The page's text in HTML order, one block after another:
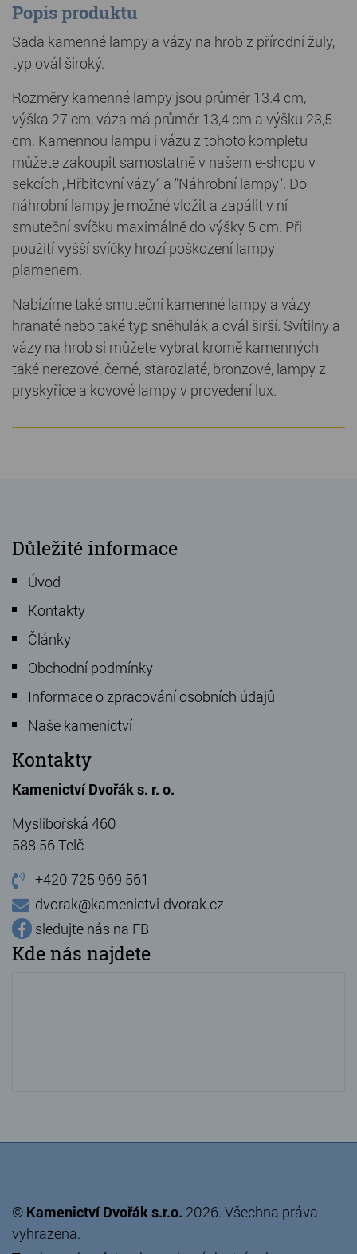
Popis produktu
Sada kamenné lampy a vázy na hrob z přírodní žuly,
typ ovál široký.
Rozměry kamenné lampy jsou průměr 13.4 cm,
výška 27 cm, váza má průměr 13,4 cm a výšku 23,5
cm. Kamennou lampu i vázu z tohoto kompletu
můžete zakoupit samostatně v našem e-shopu v
sekcích „Hřbitovní vázy“ a "Náhrobní lampy". Do
náhrobní lampy je možné vložit a zapálit v ní
smuteční svíčku maximálně do výšky 5 cm. Při
použití vyšší svíčky hrozí poškození lampy
plamenem.
Nabízíme také smuteční kamenné lampy a vázy
hranaté nebo také typ sněhulák a ovál širší. Svítilny a
vázy na hrob si můžete vybrat kromě kamenných
také nerezové, černé, starozlaté, bronzové, lampy z
pryskyřice a kovové lampy v provedení lux.
Důležité informace
Úvod
Kontakty
Články
Obchodní podmínky
Informace o zpracování osobních údajů
Naše kamenictví
Kontakty
Kamenictví Dvořák s. r. o.
Myslibořská 460
588 56 Telč
+420 725 969 561
dvorak@kamenictvi-dvorak.cz
sledujte nás na FB
Kde nás najdete
© Kamenictví Dvořák s.r.o. 2026. Všechna práva
vyhrazena.